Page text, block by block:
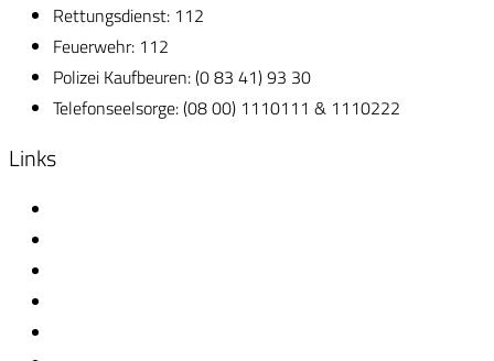
Rettungsdienst: 112
Feuerwehr: 112
Polizei Kaufbeuren: (0 83 41) 93 30
Telefonseelsorge: (08 00) 1110111 & 1110222
Links